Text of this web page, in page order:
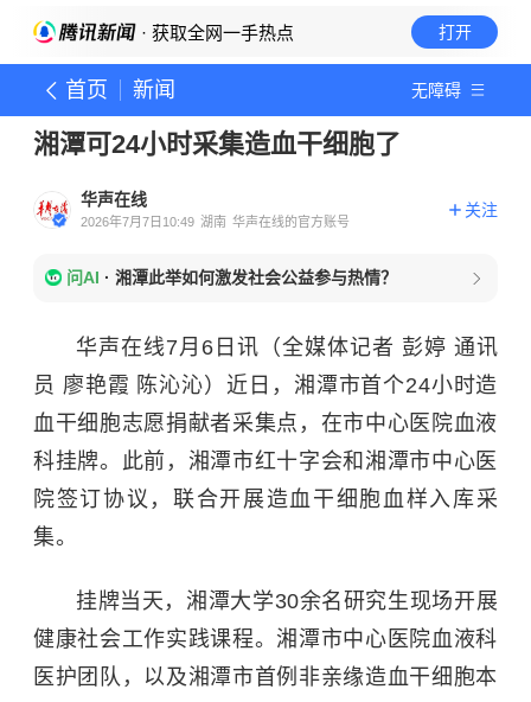
· 获取全网一手热点 打开
首页 新闻 无障碍
湘潭可24小时采集造血干细胞了
华声在线
2026年7月7日10:49 湖南 华声在线的官方账号
关注
问AI · 湘潭此举如何激发社会公益参与热情？
华声在线7月6日讯（全媒体记者 彭婷 通讯
员 廖艳霞 陈沁沁）近日，湘潭市首个24小时造
血干细胞志愿捐献者采集点，在市中心医院血液
科挂牌。此前，湘潭市红十字会和湘潭市中心医
院签订协议，联合开展造血干细胞血样入库采
集。
挂牌当天， 湘潭大学30余名研究生现场开展
健康社会工作实践课程。湘潭市中心医院血液科
医护团队，以及湘潭市首例非亲缘造血干细胞本